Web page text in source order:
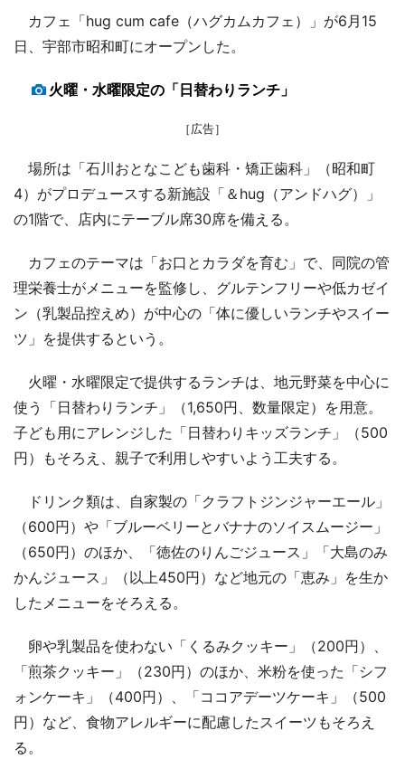
カフェ「hug cum cafe（ハグカムカフェ）」が6月15
日、宇部市昭和町にオープンした。
火曜・水曜限定の「日替わりランチ」
［広告］
場所は「石川おとなこども歯科・矯正歯科」（昭和町
4）がプロデュースする新施設「＆hug（アンドハグ）」
の1階で、店内にテーブル席30席を備える。
カフェのテーマは「お口とカラダを育む」で、同院の管
理栄養士がメニューを監修し、グルテンフリーや低カゼイ
ン（乳製品控えめ）が中心の「体に優しいランチやスイー
ツ」を提供するという。
火曜・水曜限定で提供するランチは、地元野菜を中心に
使う「日替わりランチ」（1,650円、数量限定）を用意。
子ども用にアレンジした「日替わりキッズランチ」（500
円）もそろえ、親子で利用しやすいよう工夫する。
ドリンク類は、自家製の「クラフトジンジャーエール」
（600円）や「ブルーベリーとバナナのソイスムージー」
（650円）のほか、「徳佐のりんごジュース」「大島のみ
かんジュース」（以上450円）など地元の「恵み」を生か
したメニューをそろえる。
卵や乳製品を使わない「くるみクッキー」（200円）、
「煎茶クッキー」（230円）のほか、米粉を使った「シフ
ォンケーキ」（400円）、「ココアデーツケーキ」（500
円）など、食物アレルギーに配慮したスイーツもそろえ
る。